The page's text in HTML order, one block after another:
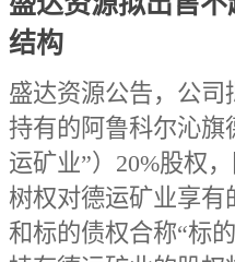
结构
盛达资源公告，公司
持有的阿鲁科尔沁旗
运矿业”）20%股权
树权对德运矿业享有
和标的债权合称“标